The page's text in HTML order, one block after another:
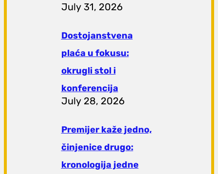
July 31, 2026
Dostojanstvena
plaća u fokusu:
okrugli stol i
konferencija
July 28, 2026
Premijer kaže jedno,
činjenice drugo:
kronologija jedne